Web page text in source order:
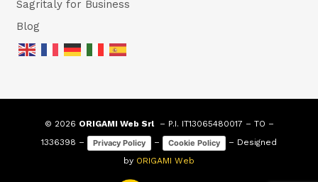
Sagritaly for Business
Blog
© 2026 ORIGAMI Web Srl– P.I. IT13065480017 – TO –
1336398 –
Privacy Policy – Cookie Policy
– Designed
by ORIGAMI Web